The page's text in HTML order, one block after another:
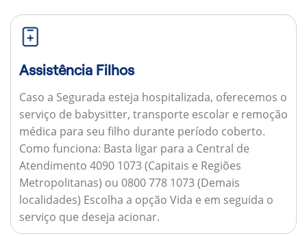
Assistência Filhos
Caso a Segurada esteja hospitalizada, oferecemos o
serviço de babysitter, transporte escolar e remoção
médica para seu filho durante período coberto.
Como funciona: Basta ligar para a Central de
Atendimento 4090 1073 (Capitais e Regiões
Metropolitanas) ou 0800 778 1073 (Demais
localidades) Escolha a opção Vida e em seguida o
serviço que deseja acionar.